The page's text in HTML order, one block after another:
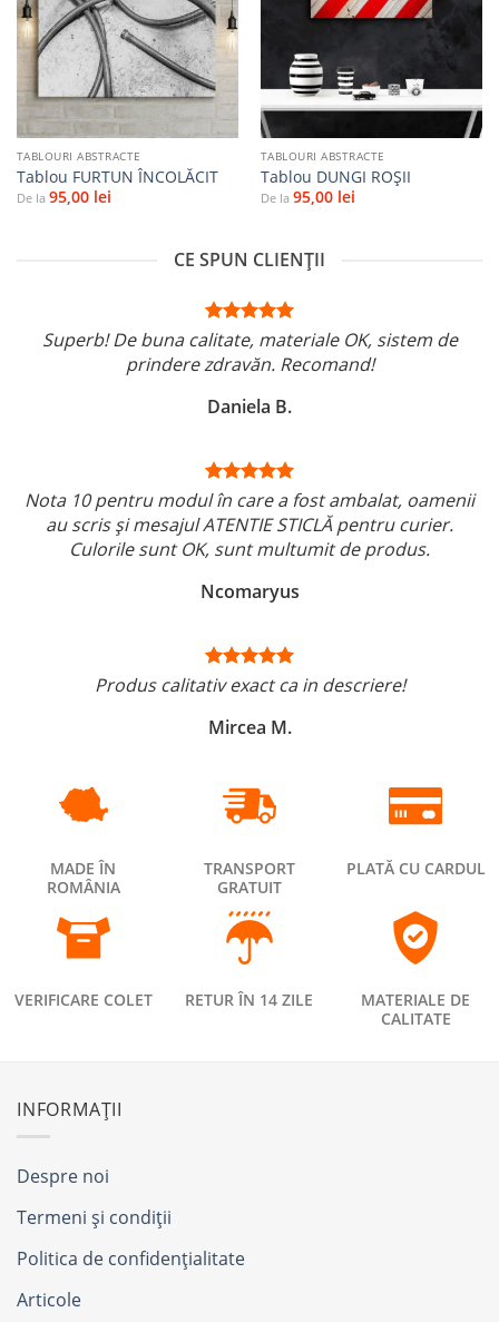
Adaugă
la
favorite
TABLOURI ABSTRACTE
Tablou FURTUN ÎNCOLĂCIT
De la 95,00 lei
Adaugă
la
favorite
TABLOURI ABSTRACTE
Tablou DUNGI ROŞII
De la 95,00 lei
CE SPUN CLIENȚII
Superb! De buna calitate, materiale OK, sistem de
prindere zdravăn. Recomand!
Daniela B.
Nota 10 pentru modul în care a fost ambalat, oamenii
au scris și mesajul ATENTIE STICLĂ pentru curier.
Culorile sunt OK, sunt multumit de produs.
Ncomaryus
Produs calitativ exact ca in descriere!
Mircea M.
MADE ÎN
ROMÂNIA
TRANSPORT
GRATUIT
PLATĂ CU CARDUL
VERIFICARE COLET RETUR ÎN 14 ZILE
MATERIALE DE
CALITATE
INFORMAȚII
Despre noi
Termeni și condiții
Politica de confidențialitate
Articole